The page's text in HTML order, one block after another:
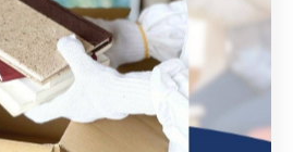
積もりや契約内容を確認しましょ
て不用品処分を進めるためにも、
るサービスの活用が不可欠で